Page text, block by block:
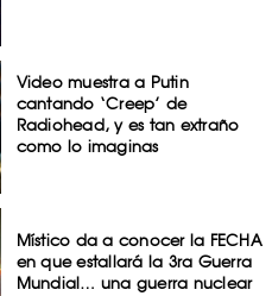
Video muestra a Putin
cantando ‘Creep’ de
Radiohead, y es tan extraño
como lo imaginas
Místico da a conocer la FECHA
en que estallará la 3ra Guerra
Mundial… una guerra nuclear